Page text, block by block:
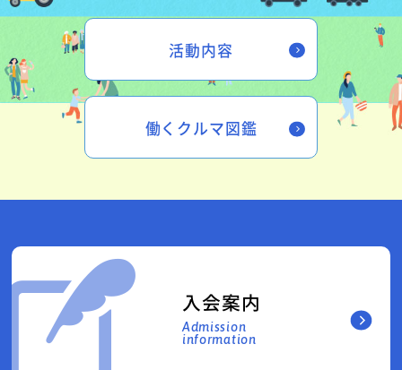
活動内容
働くクルマ図鑑
入会案内
Admission
information